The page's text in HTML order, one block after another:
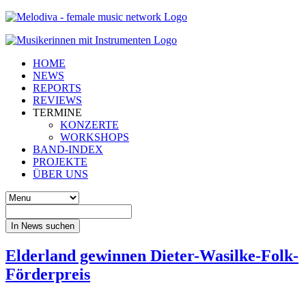
HOME
NEWS
REPORTS
REVIEWS
TERMINE
KONZERTE
WORKSHOPS
BAND-INDEX
PROJEKTE
ÜBER UNS
In News suchen
Elderland gewinnen Dieter-Wasilke-Folk-
Förderpreis